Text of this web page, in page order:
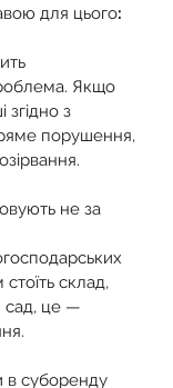
для цього:
Якщо
згідно з
порушення,
не за
склад,
сад, це —
в суборенду